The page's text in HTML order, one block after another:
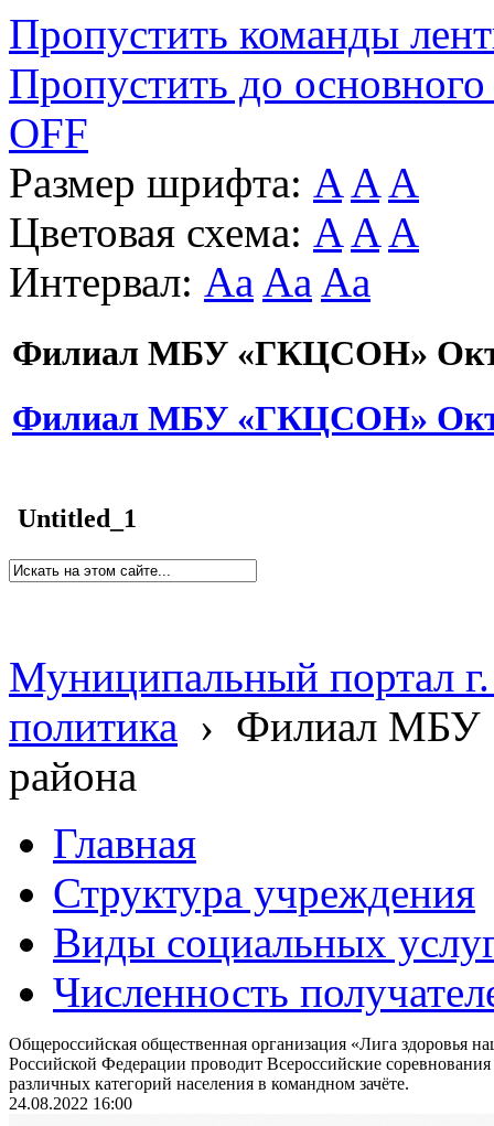
Пропустить команды
Пропустить до основного
OFF
Размер шрифта: A A A
Цветовая схема: A A A
Интервал: Aa Aa Aa
Филиал МБУ «ГКЦСОН»
Филиал МБУ «ГКЦСОН»
Untitled_1
Муниципальный портал
политика › Филиал МБУ
района
Главная
Структура учреждения
Виды социальных
Численность
Общероссийская общественная организация «Лига здоровья
Российской Федерации проводит Всероссийские
различных категорий населения в командном зачёте.
24.08.2022 16:00